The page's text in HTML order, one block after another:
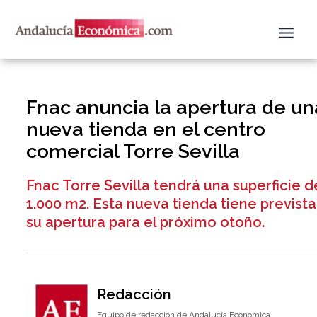
Fnac anuncia la apertura de
nueva tienda en el centro
comercial Torre Sevilla
Fnac Torre Sevilla tendrá una superficie
1.000 m2. Esta nueva tienda tiene prevista
su apertura para el próximo otoño.
Redacción
Equipo de redacción de Andalucía Económica.